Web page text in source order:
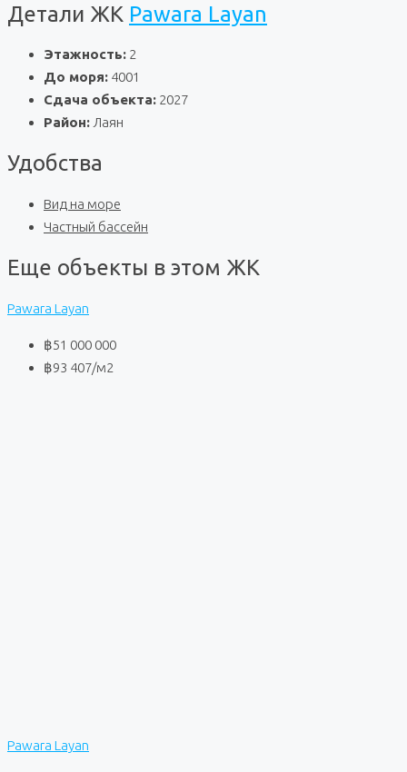
Детали ЖК Pawara Layan
Этажность: 2
До моря: 4001
Сдача объекта: 2027
Район:Лаян
Удобства
Вид на море
Частный бассейн
Еще объекты в этом ЖК
Pawara Layan
฿51 000 000
฿93 407/м2
Pawara Layan